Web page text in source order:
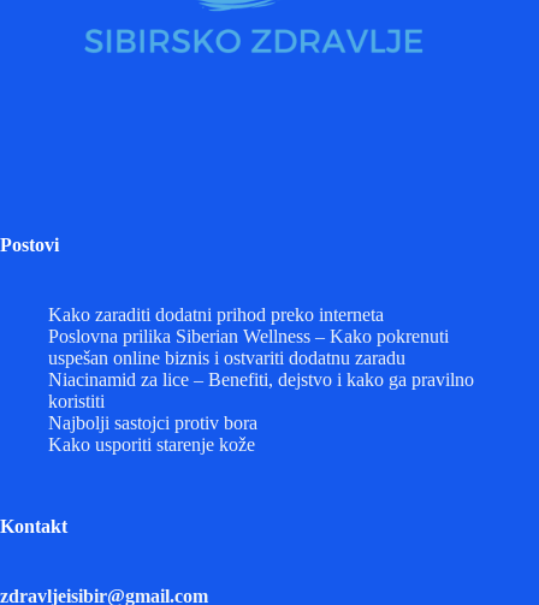
Postovi
Kako zaraditi dodatni prihod preko interneta
Poslovna prilika Siberian Wellness – Kako pokrenuti
uspešan online biznis i ostvariti dodatnu zaradu
Niacinamid za lice – Benefiti, dejstvo i kako ga pravilno
koristiti
Najbolji sastojci protiv bora
Kako usporiti starenje kože
Kontakt
zdravljeisibir@gmail.com